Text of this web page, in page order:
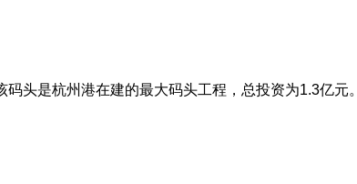
头是杭州港在建的最大码头工程，总投资为1.3亿元。